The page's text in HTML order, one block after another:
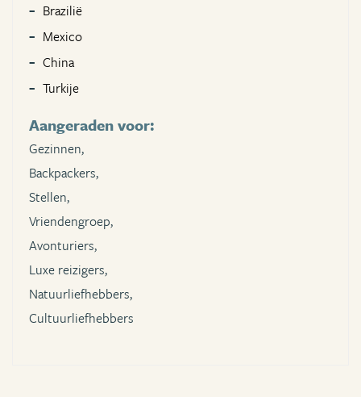
Brazilië
Mexico
China
Turkije
Aangeraden voor:
Gezinnen,
Backpackers,
Stellen,
Vriendengroep,
Avonturiers,
Luxe reizigers,
Natuurliefhebbers,
Cultuurliefhebbers